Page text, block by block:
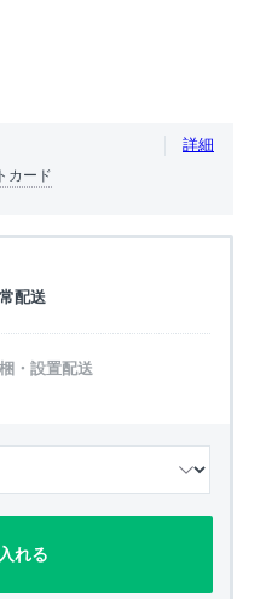
詳細
カード
配送
・設置配送
れる